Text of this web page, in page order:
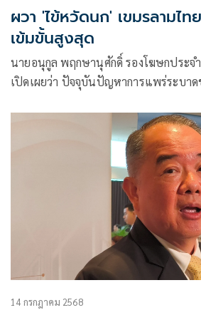
ผวา 'ไข้หวัดนก' เขมรลามไ
เข้มขั้นสูงสุด
นายอนุกูล พฤกษานุศักดิ์ รองโฆษกประจ
เปิดเผยว่า ปัจจุบันปัญหาการแพร่ระบาด
อยู่ของมนุษย์ทั้งในด้านสุขภาพ
14 กรกฎาคม 2568